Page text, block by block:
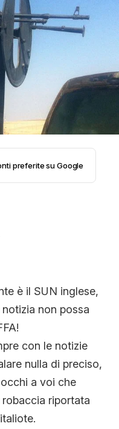
ED
preferite su Google
è il SUN inglese,
non possa
con le notizie
nulla di preciso,
a voi che
riportata